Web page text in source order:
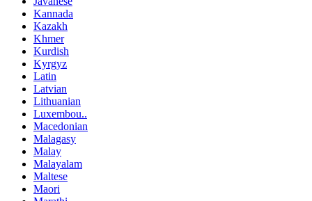
Kannada
Kazakh
Khmer
Kurdish
Kyrgyz
Latin
Latvian
Lithuanian
Luxembou..
Macedonian
Malagasy
Malay
Malayalam
Maltese
Maori